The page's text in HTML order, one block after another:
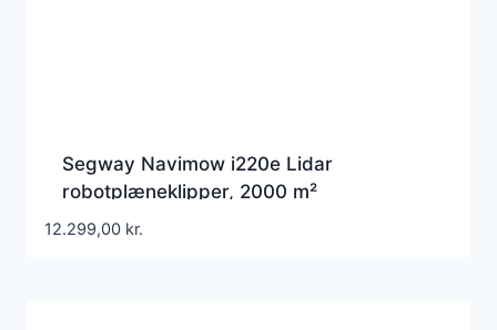
Segway Navimow i220e Lidar
robotplæneklipper, 2000 m²
12.299,00 kr.